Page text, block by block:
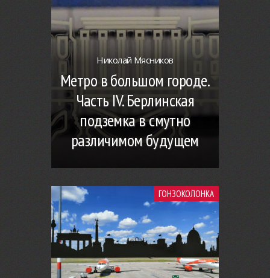
Николай Мясников
Метро в большом городе.
Часть IV. Берлинская
подземка в смутно
различимом будущем
ГОНЗОКОЛОНКА